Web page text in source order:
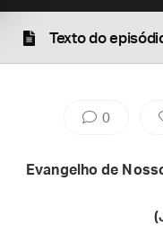
Texto do
0
Evangelho de
(